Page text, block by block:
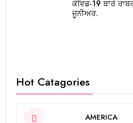
ਕੋਵਿਡ-19 ਬਾਰੇ
ਜੂਨੀਅਰ.
Hot Catagories
AMERICA